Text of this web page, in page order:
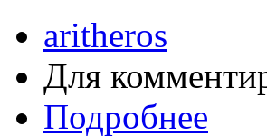
aritheros
Для
Подробнее